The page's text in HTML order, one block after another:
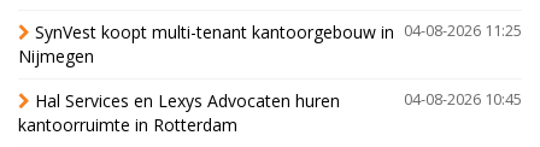
04-08-2026 11:25
SynVest koopt multi-tenant kantoorgebouw in
Nijmegen
04-08-2026 10:45
Hal Services en Lexys Advocaten huren
kantoorruimte in Rotterdam